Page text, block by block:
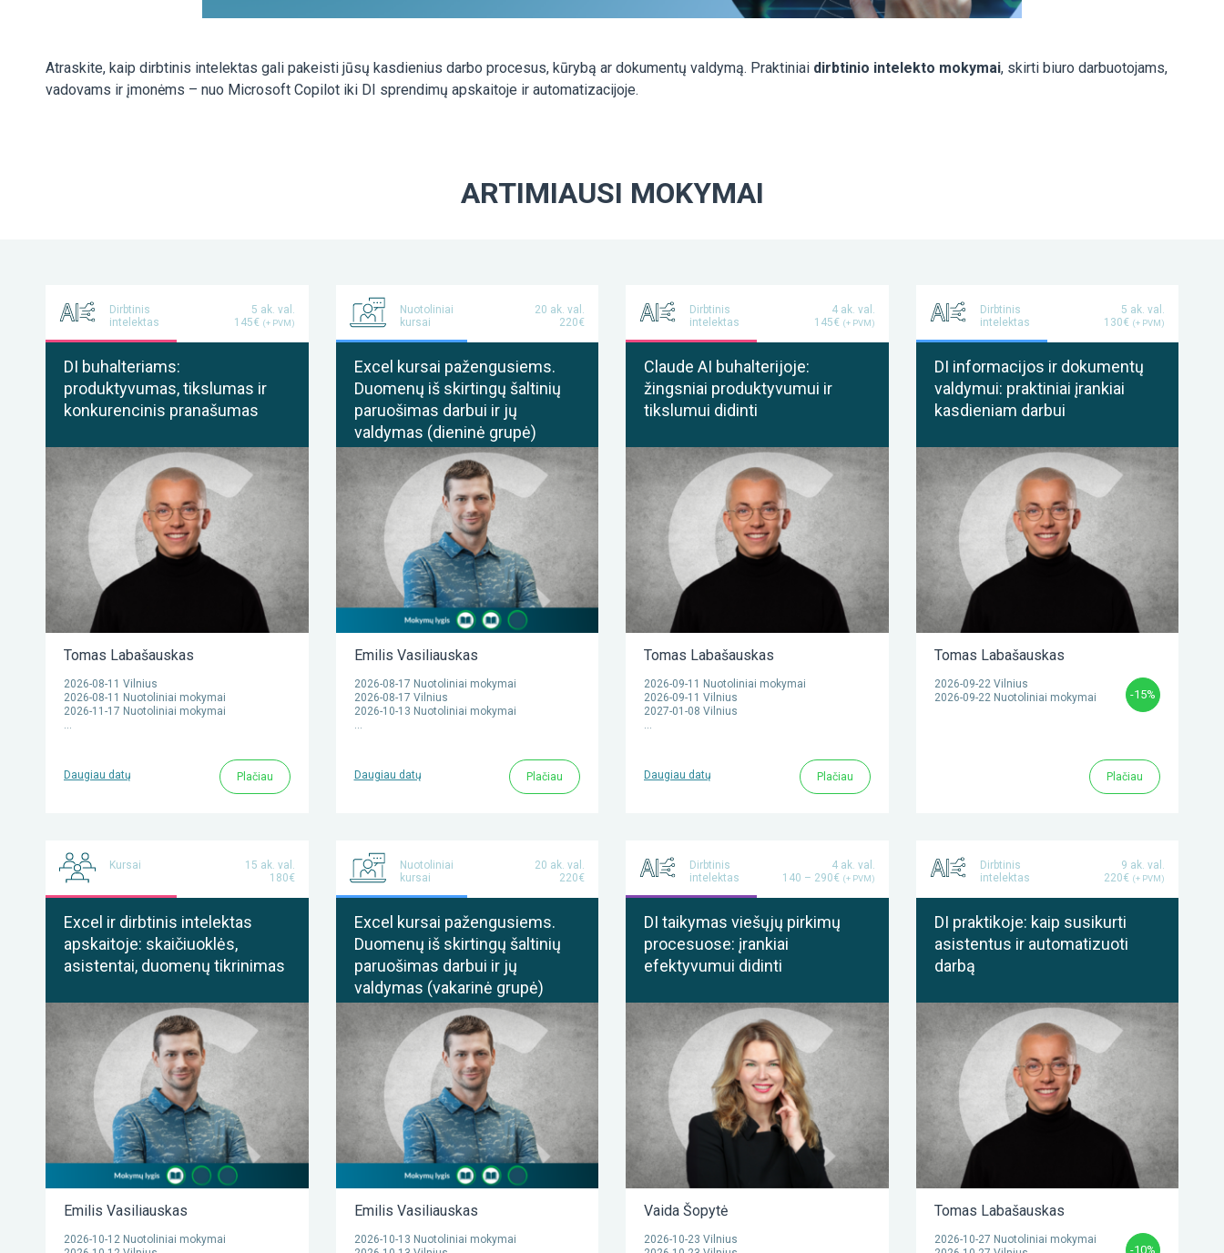
Atraskite, kaip dirbtinis intelektas gali pakeisti jūsų kasdienius darbo procesus, kūrybą ar dokumentų valdymą. Praktiniai dirbtinio intelekto mokymai, skirti biuro darbuotojams,
vadovams ir įmonėms – nuo Microsoft Copilot iki DI sprendimų apskaitoje ir automatizacijoje.
ARTIMIAUSI MOKYMAI
Dirbtinis
intelektas
5 ak. val.
145€ (+ PVM)
DI buhalteriams:
produktyvumas, tikslumas ir
konkurencinis pranašumas
Tomas Labašauskas
2026-08-11 Vilnius
2026-08-11 Nuotoliniai mokymai
2026-11-17 Nuotoliniai mokymai
…
Daugiau datų Plačiau
Nuotoliniai
kursai
20 ak. val.
220€
Excel kursai pažengusiems.
Duomenų iš skirtingų šaltinių
paruošimas darbui ir jų
valdymas (dieninė grupė)
Emilis Vasiliauskas
2026-08-17 Nuotoliniai mokymai
2026-08-17 Vilnius
2026-10-13 Nuotoliniai mokymai
…
Daugiau datų Plačiau
Dirbtinis
intelektas
4 ak. val.
145€ (+ PVM)
Claude AI buhalterijoje:
žingsniai produktyvumui ir
tikslumui didinti
Tomas Labašauskas
2026-09-11 Nuotoliniai mokymai
2026-09-11 Vilnius
2027-01-08 Vilnius
…
Daugiau datų Plačiau
Dirbtinis
intelektas
5 ak. val.
130€ (+ PVM)
DI informacijos ir dokumentų
valdymui: praktiniai įrankiai
kasdieniam darbui
Tomas Labašauskas
2026-09-22 Vilnius
2026-09-22 Nuotoliniai mokymai
-15%
Plačiau
Kursai
15 ak. val.
180€
Excel ir dirbtinis intelektas
apskaitoje: skaičiuoklės,
asistentai, duomenų tikrinimas
Emilis Vasiliauskas
2026-10-12 Nuotoliniai mokymai
Nuotoliniai
kursai
20 ak. val.
220€
Excel kursai pažengusiems.
Duomenų iš skirtingų šaltinių
paruošimas darbui ir jų
valdymas (vakarinė grupė)
Emilis Vasiliauskas
2026-10-13 Nuotoliniai mokymai
Dirbtinis
intelektas
4 ak. val.
140 – 290€ (+ PVM)
DI taikymas viešųjų pirkimų
procesuose: įrankiai
efektyvumui didinti
Vaida Šopytė
2026-10-23 Vilnius
Dirbtinis
intelektas
9 ak. val.
220€ (+ PVM)
DI praktikoje: kaip susikurti
asistentus ir automatizuoti
darbą
Tomas Labašauskas
2026-10-27 Nuotoliniai mokymai
-10%